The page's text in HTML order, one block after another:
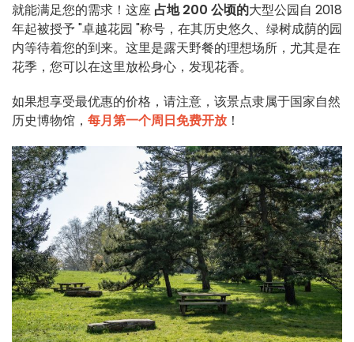
就能满足您的需求！这座 占地 200 公顷的大型公园自 2018
年起被授予 "卓越花园 "称号，在其历史悠久、绿树成荫的园
内等待着您的到来。这里是露天野餐的理想场所，尤其是在
花季，您可以在这里放松身心，发现花香。
如果想享受最优惠的价格，请注意，该景点隶属于国家自然
历史博物馆， 每月第一个周日免费开放！